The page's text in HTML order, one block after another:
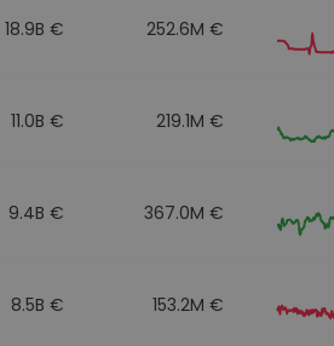
18.9B € 252.6M €
11.0B € 219.1M €
9.4B € 367.0M €
8.5B € 153.2M €